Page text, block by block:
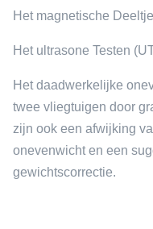
Het magnetische
Het ultrasone Testen
Het daadwerkelijke
twee vliegtuigen door
zijn ook een afwijking
onevenwicht en een
gewichtscorrectie.